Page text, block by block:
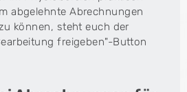
abgelehnte Abrechnungen
können, steht euch der
freigeben"-Button